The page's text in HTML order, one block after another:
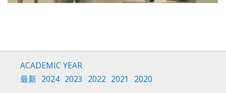
ACADEMIC YEAR
最新 2024 2023 2022 2021 2020